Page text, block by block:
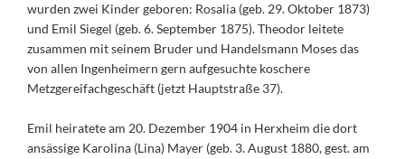
wurden zwei Kinder geboren: Rosalia (geb. 29. Oktober 1873)
und Emil Siegel (geb. 6. September 1875). Theodor leitete
zusammen mit seinem Bruder und Handelsmann Moses das
von allen Ingenheimern gern aufgesuchte koschere
Metzgereifachgeschäft (jetzt Hauptstraße 37).
Emil heiratete am 20. Dezember 1904 in Herxheim die dort
ansässige Karolina (Lina) Mayer (geb. 3. August 1880, gest. am